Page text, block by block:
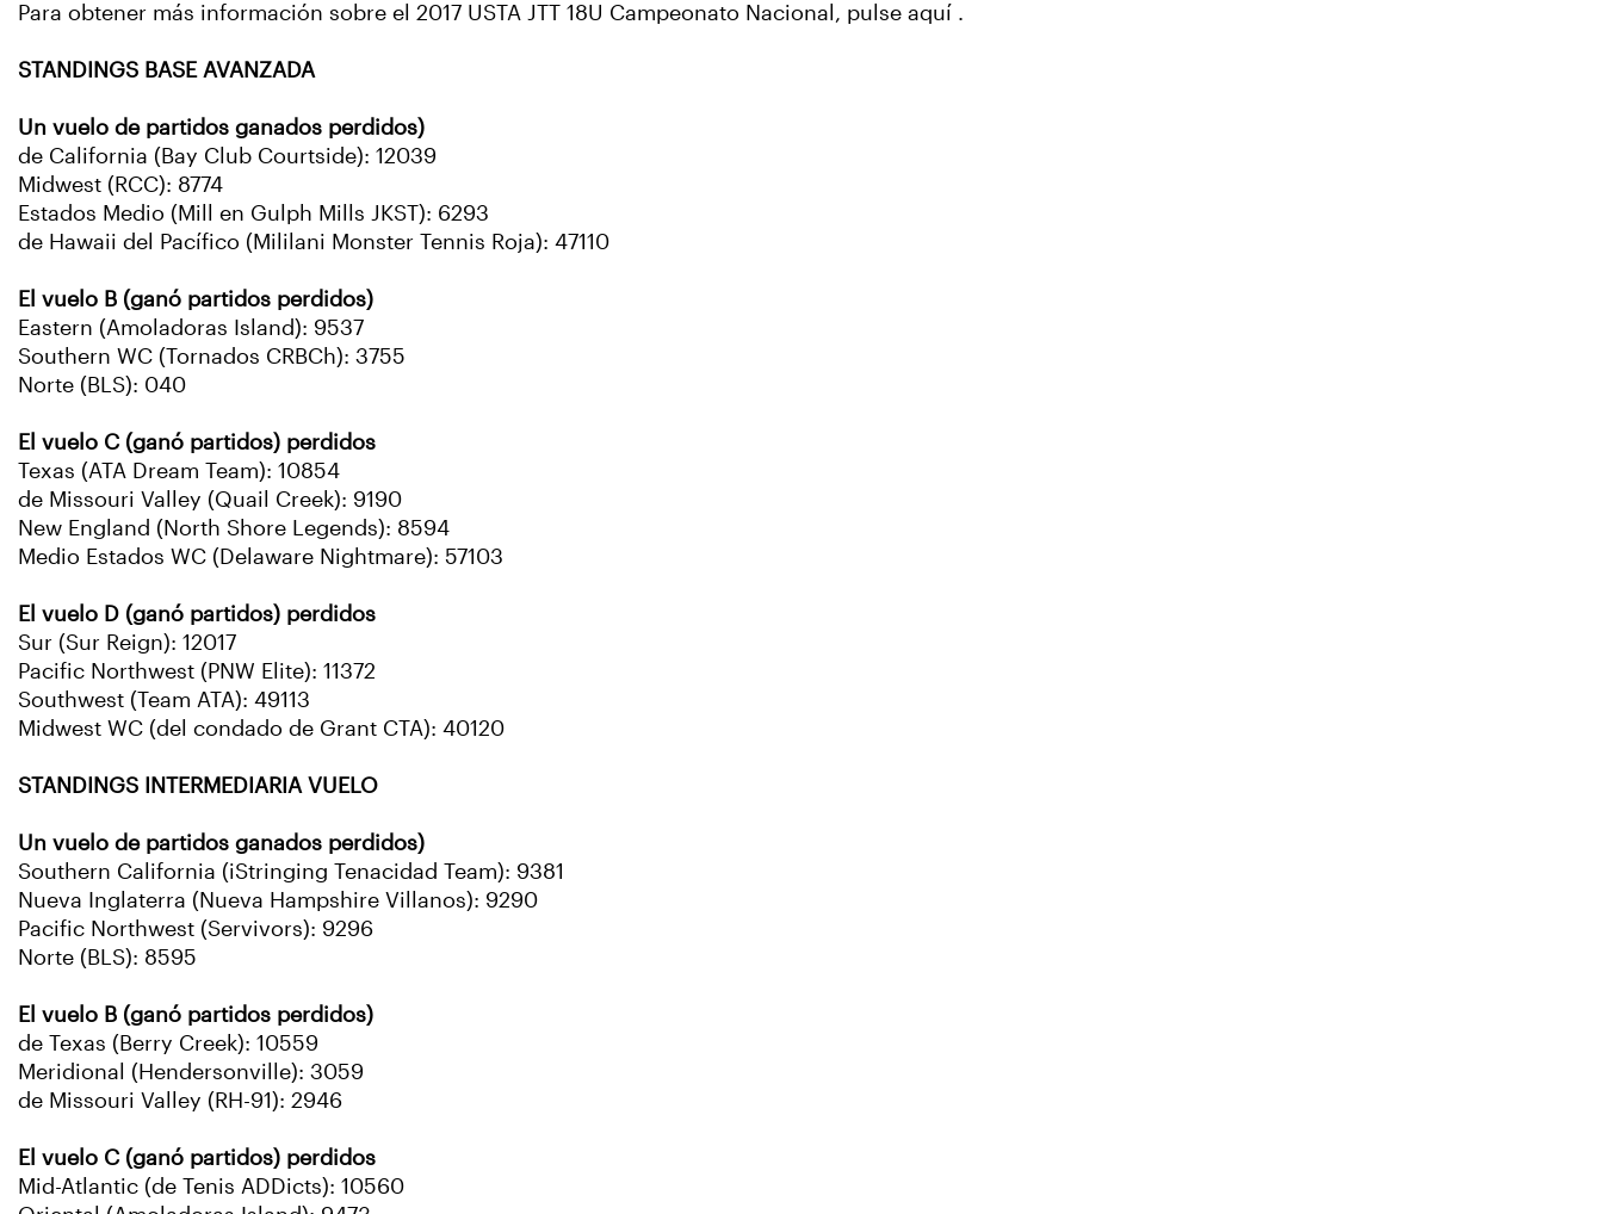
Para obtener más información sobre el 2017 USTA JTT 18U Campeonato Nacional, pulse aquí .
STANDINGS BASE AVANZADA
Un vuelo de partidos ganados perdidos)
de California (Bay Club Courtside): 12039
Midwest (RCC): 8774
Estados Medio (Mill en Gulph Mills JKST): 6293
de Hawaii del Pacífico (Mililani Monster Tennis Roja): 47110
El vuelo B (ganó partidos perdidos)
Eastern (Amoladoras Island): 9537
Southern WC (Tornados CRBCh): 3755
Norte (BLS): 040
El vuelo C (ganó partidos) perdidos
Texas (ATA Dream Team): 10854
de Missouri Valley (Quail Creek): 9190
New England (North Shore Legends): 8594
Medio Estados WC (Delaware Nightmare): 57103
El vuelo D (ganó partidos) perdidos
Sur (Sur Reign): 12017
Pacific Northwest (PNW Elite): 11372
Southwest (Team ATA): 49113
Midwest WC (del condado de Grant CTA): 40120
STANDINGS INTERMEDIARIA VUELO
Un vuelo de partidos ganados perdidos)
Southern California (iStringing Tenacidad Team): 9381
Nueva Inglaterra (Nueva Hampshire Villanos): 9290
Pacific Northwest (Servivors): 9296
Norte (BLS): 8595
El vuelo B (ganó partidos perdidos)
de Texas (Berry Creek): 10559
Meridional (Hendersonville): 3059
de Missouri Valley (RH-91): 2946
El vuelo C (ganó partidos) perdidos
Mid-Atlantic (de Tenis ADDicts): 10560